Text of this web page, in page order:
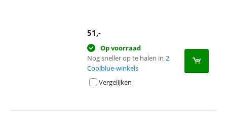
51,-
Op voorraad
Nog sneller op te halen in 2
Coolblue-winkels
Vergelijken